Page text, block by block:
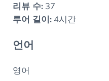
리뷰 수:37
투어 길이:4시간
언어
영어